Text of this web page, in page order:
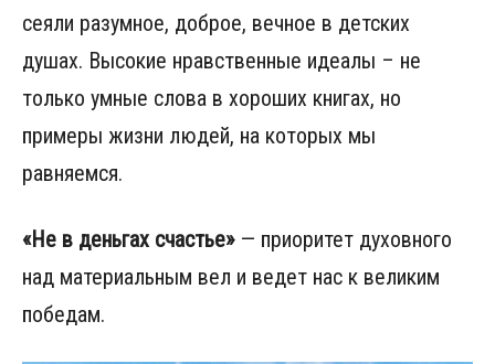
сеяли разумное, доброе, вечное в детских
душах. Высокие нравственные идеалы – не
только умные слова в хороших книгах, но
примеры жизни людей, на которых мы
равняемся.
«Не в деньгах счастье»— приоритет духовного
над материальным вел и ведет нас к великим
победам.